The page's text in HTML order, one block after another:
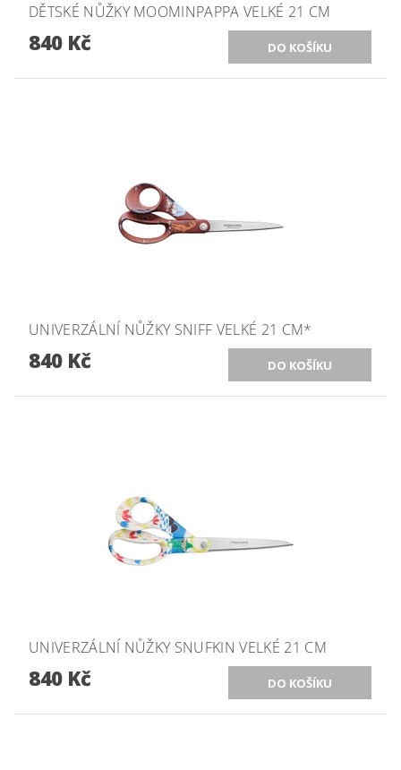
DĚTSKÉ NŮŽKY MOOMINPAPPA VELKÉ 21 CM
840 Kč
UNIVERZÁLNÍ NŮŽKY SNIFF VELKÉ 21 CM*
840 Kč
UNIVERZÁLNÍ NŮŽKY SNUFKIN VELKÉ 21 CM
840 Kč